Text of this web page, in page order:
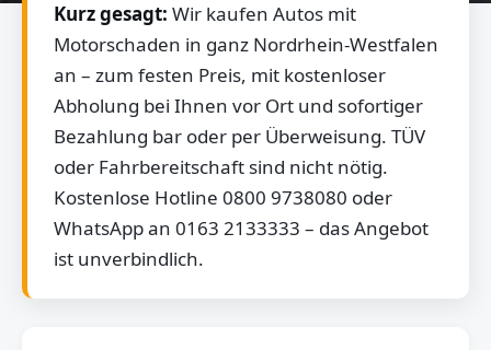
Kurz gesagt: Wir kaufen Autos mit
Motorschaden in ganz Nordrhein-Westfalen
an – zum festen Preis, mit kostenloser
Abholung bei Ihnen vor Ort und sofortiger
Bezahlung bar oder per Überweisung. TÜV
oder Fahrbereitschaft sind nicht nötig.
Kostenlose Hotline 0800 9738080 oder
WhatsApp an 0163 2133333 – das Angebot
ist unverbindlich.